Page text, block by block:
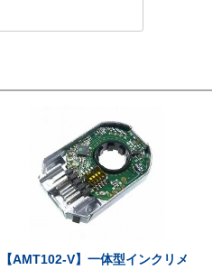
【AMT102-V】一体型インクリメ